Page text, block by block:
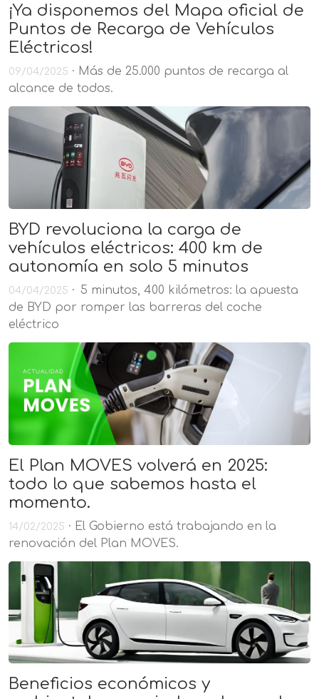
¡Ya disponemos del Mapa oficial de
Puntos de Recarga de Vehículos
Eléctricos!
09/04/2025 · Más de 25.000 puntos de recarga al
alcance de todos.
BYD revoluciona la carga de
vehículos eléctricos: 400 km de
autonomía en solo 5 minutos
04/04/2025 · 5 minutos, 400 kilómetros: la apuesta
de BYD por romper las barreras del coche
eléctrico
El Plan MOVES volverá en 2025:
todo lo que sabemos hasta el
momento.
14/02/2025 · El Gobierno está trabajando en la
renovación del Plan MOVES.
Beneficios económicos y